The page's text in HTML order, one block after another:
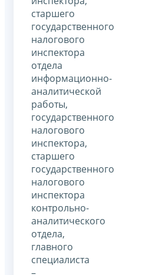
старшего
государственного
налогового
инспектора
отдела
информационно-
аналитической
работы,
государственного
налогового
инспектора,
старшего
государственного
налогового
инспектора
контрольно-
аналитического
отдела,
главного
специалиста